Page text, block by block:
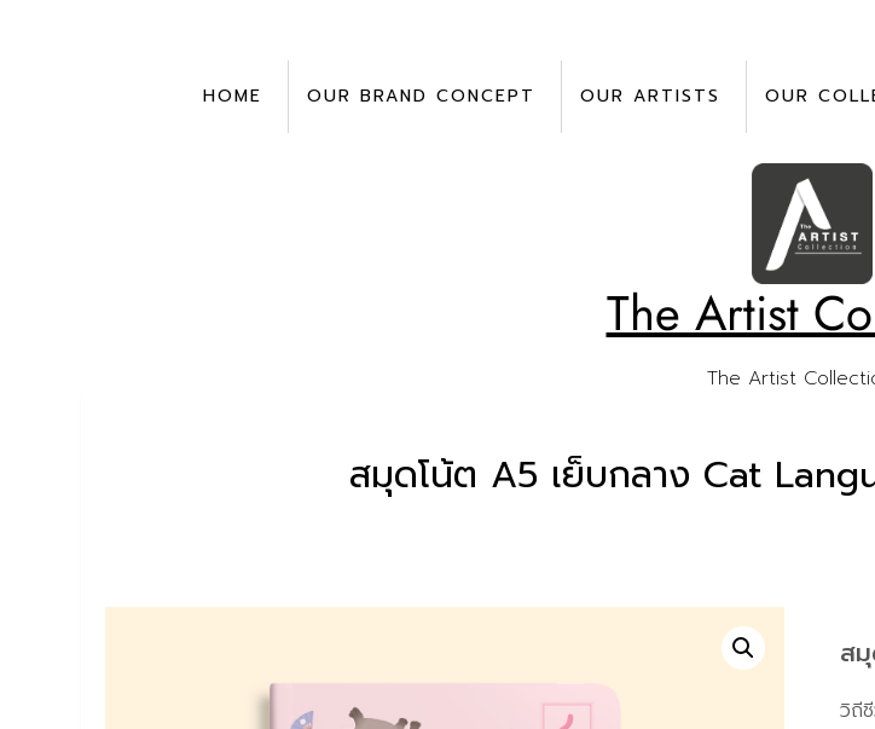
HOME OUR BRAND CONCEPT OUR ARTISTS OUR
The Artist
The Artist
สมุดโน้ต A5 เย็บกลาง Cat
ส
วิถี